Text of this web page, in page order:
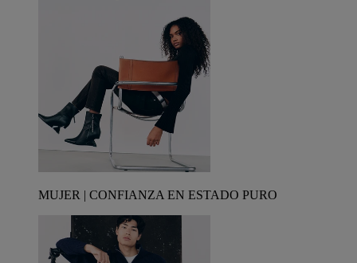
MUJER | CONFIANZA EN ESTADO PURO